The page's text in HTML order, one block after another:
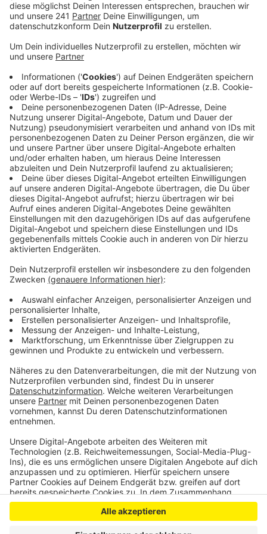
Anzeige
Störungen und Fahrtausfälle. Betroffen sind unter
anderem Burscheid, Hückeswagen und
Wermelskirchen – aber auch Leverkusen und
Solingen.
Veröffentlicht: Mittwoch, 29.11.2023 07:34
Anzeige
Die OVAG bittet ihre Fahrgäste darum, sich in der App
über die aktuelle Lage zu informieren. Die
Oberbergische Polizei hat heute früh bisher zehn
Unfälle gezählt – dabei ist es immer bei Blechschäden
geblieben. Die Leute fahren vorsichtig, so das Fazit.
Die Rheinisch-Bergische Polizei spricht von einer
ruhigen Lage. Trotzdem bittet sie weiter um Vorsicht
auf den Straßen, da es immer wieder glatt sein kann.
aktuell unter anderem zwischen Wipperfürth und
Wermelskirchen gibt es Probleme unter anderen durch
querstehende LKW auf den teils spiegelglatten
Straßen. (Stand 29.11.23, 8.45 Uhr.)
Anzeige
Anzeige